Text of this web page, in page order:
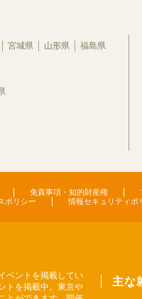
宮城県 山形県 福島県
免責事項・知的財産権
ポリシー 情報セキュリティポ
ベントを掲載してい
トを掲載中。東京や
主な